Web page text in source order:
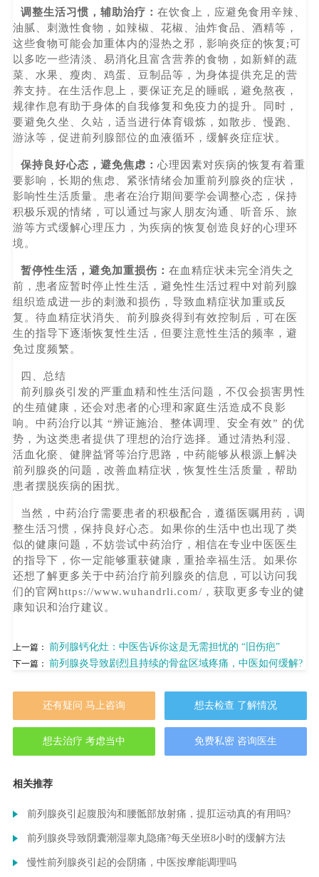
调整生活习惯，辅助治疗：在饮食上，应避免食用辛辣、
油腻、刺激性食物，如辣椒、花椒、油炸食品、酒精等，
这些食物可能会加重体内的湿热之邪，影响炎症的恢复;可
以多吃一些清淡、易消化且富含营养的食物，如新鲜的蔬
菜、水果、瘦肉、鸡蛋、豆制品等，为身体提供充足的营
养支持。在生活作息上，要保证充足的睡眠，避免熬夜，
规律作息有助于身体的自我修复和免疫力的提升。同时，
要避免久坐、久站，适当进行体育锻炼，如散步、慢跑、
游泳等，促进前列腺部位的血液循环，缓解炎症症状。
保持良好心态，避免焦虑：心理因素对疾病的恢复有着重
要影响，长期的焦虑、紧张情绪会加重前列腺炎的症状，
影响性生活质量。患者在治疗期间要学会调整心态，保持
积极乐观的情绪，可以通过与家人朋友沟通、听音乐、旅
游等方式缓解心理压力，为疾病的恢复创造良好的心理环
境。
暂停性生活，避免加重损伤：在血精症状未完全消失之
前，患者应暂时停止性生活，避免性生活过程中对前列腺
组织造成进一步的刺激和损伤，导致血精症状加重或反
复。待血精症状消失、前列腺炎得到有效控制后，可在医
生的指导下逐渐恢复性生活，但要注意性生活的频率，避
免过度频繁。
四、总结
前列腺炎引发的严重血精和性生活问题，不仅会损害男性
的生殖健康，还会对患者的心理和家庭生活造成不良影
响。中药治疗以其 “辨证施治、整体调理、安全有效” 的优
势，为这类患者提供了理想的治疗选择。通过清热利湿、
活血化瘀、健脾益肾等治疗思路，中药能够从根源上解决
前列腺炎的问题，改善血精症状，恢复性生活质量，帮助
患者摆脱疾病的困扰。
当然，中药治疗需要患者的积极配合，遵循医嘱用药，调
整生活习惯，保持良好心态。如果你的生活中也出现了类
似的健康问题，不妨尝试中药治疗，相信在专业中医医生
的指导下，你一定能够重获健康，重拾幸福生活。如果你
还想了解更多关于中药治疗前列腺炎的信息，可以访问我
们的官网https://www.wuhandrli.com/，获取更多专业的健
康知识和治疗建议。
上一篇： 前列腺钙化灶：中医告诉你这是无需担忧的 “旧伤疤”
下一篇： 前列腺炎导致剧烈且持续的骨盆区域疼痛，中医如何缓解?
还有疑问 马上咨询 想去检查 了解情况
想去治疗 考虑当中 免费私密 咨询医生
相关推荐
前列腺炎引起腹股沟和腰骶部放射痛，提肛运动真的有用吗?
前列腺炎导致阴囊潮湿睾丸隐痛?每天坐班8小时的缓解方法
慢性前列腺炎引起的会阴痛，中医按摩能调理吗